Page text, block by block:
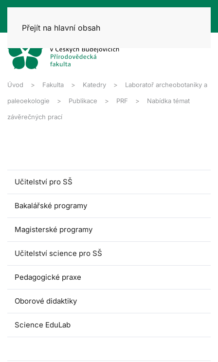
Přejít na hlavní obsah
Úvod Fakulta Katedry Laboratoř archeobotaniky a
paleoekologie Publikace PRF Nabídka témat
závěrečných prací
Učitelství pro SŠ
Bakalářské programy
Magisterské programy
Učitelství science pro SŠ
Pedagogické praxe
Oborové didaktiky
Science EduLab